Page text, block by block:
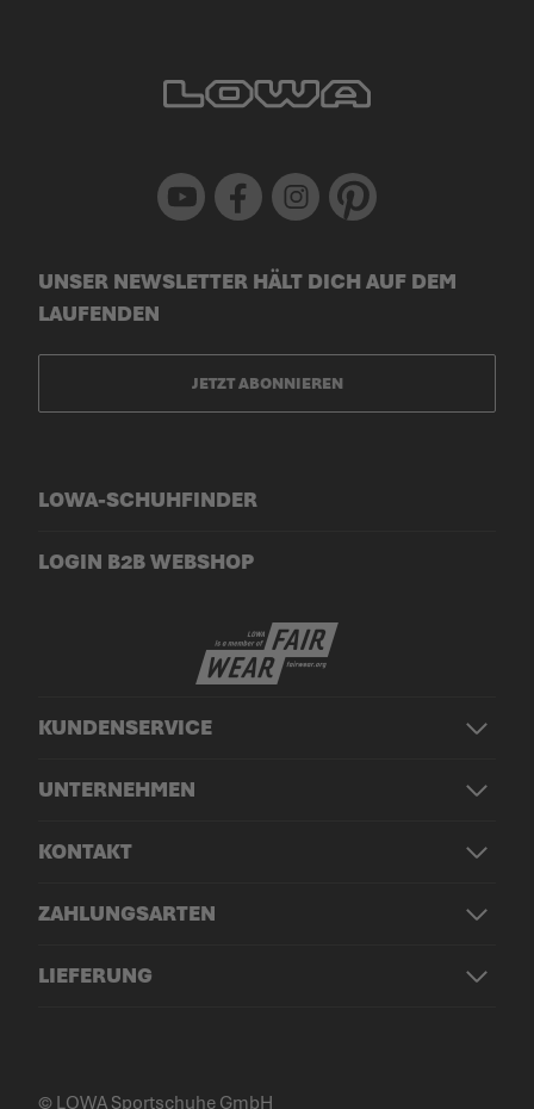
Youtube Facebook Instagram Pinterest
KUNDENSERVICE
UNTERNEHMEN
KONTAKT
ZAHLUNGSARTEN
LIEFERUNG
LOWA-SCHUHFINDER
LOGIN B2B WEBSHOP
UNSER NEWSLETTER HÄLT DICH AUF DEM
LAUFENDEN
JETZT ABONNIEREN
© LOWA Sportschuhe GmbH